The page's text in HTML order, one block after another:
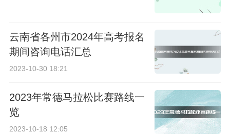
云南省各州市2024年高考报名
期间咨询电话汇总
2023-10-30 18:21
2023年常德马拉松比赛路线一
览
2023-10-18 12:05